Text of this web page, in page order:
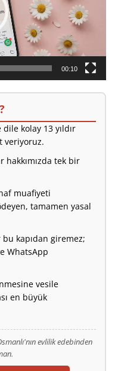
00:10
kolay 13 yıldır
veriyoruz.
hakkımızda tek bir
muafiyeti
tamamen yasal
kapıdan giremez;
WhatsApp
vesile
en büyük
evlilik edebinden